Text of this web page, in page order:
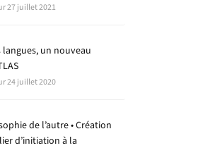
27 juillet 2021
langues, un nouveau
24 juillet 2020
de l’autre • Création
d’initiation à la